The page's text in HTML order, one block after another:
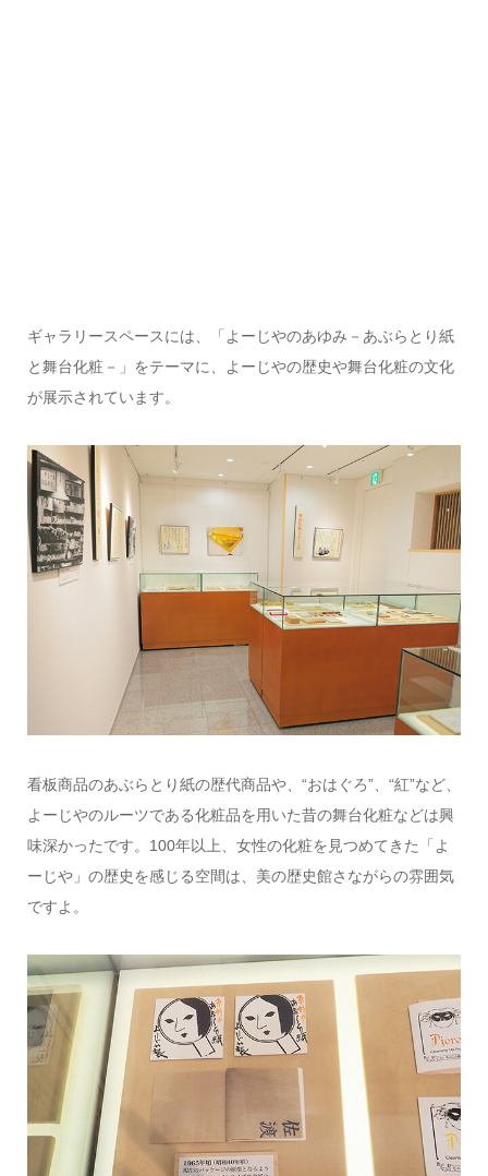
ギャラリースペースには、「よーじやのあゆみ－あぶらとり紙
と舞台化粧－」をテーマに、よーじやの歴史や舞台化粧の文化
が展示されています。
看板商品のあぶらとり紙の歴代商品や、“おはぐろ”、“紅”など、
よーじやのルーツである化粧品を用いた昔の舞台化粧などは興
味深かったです。100年以上、女性の化粧を見つめてきた「よ
ーじや」の歴史を感じる空間は、美の歴史館さながらの雰囲気
ですよ。